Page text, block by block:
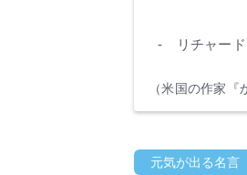
- リチャー
（米国の作家
元気が出る名言